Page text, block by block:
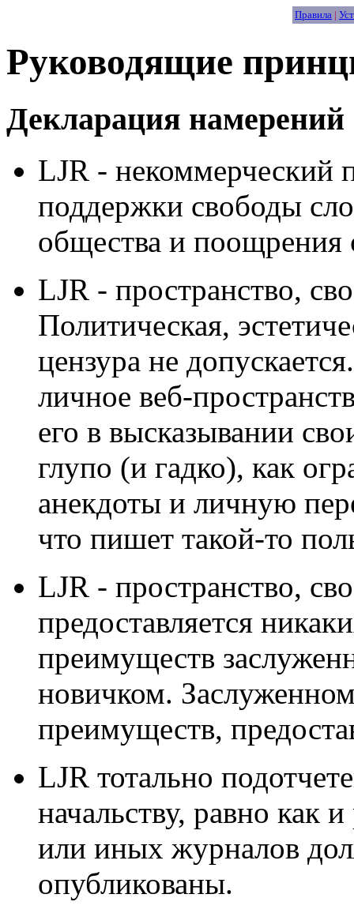
Правила |
Руководящие
Декларация намерений
LJR - некоммерческий
поддержки свободы
общества и поощрения
LJR - пространство,
Политическая,
цензура не
личное веб-
его в высказывании
глупо (и гадко), как
анекдоты и личную
что пишет такой-то
LJR - пространство,
предоставляется
преимуществ
новичком.
преимуществ,
LJR тотально
начальству, равно как
или иных журналов
опубликованы.